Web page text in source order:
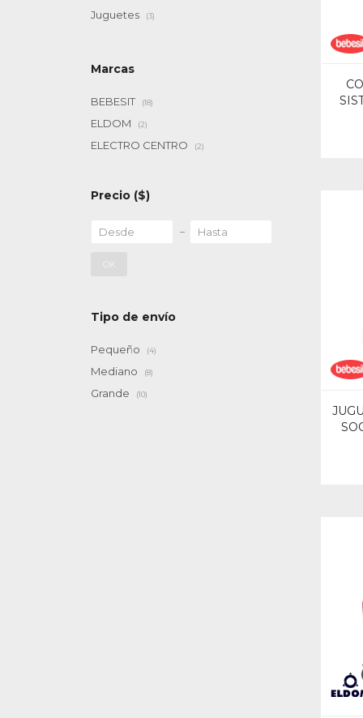
Juguetes (3)
Marcas
BEBESIT (18)
ELDOM (2)
ELECTRO CENTRO (2)
Precio ($)
OK
Tipo de envío
Pequeño (4)
Mediano (8)
Grande (10)